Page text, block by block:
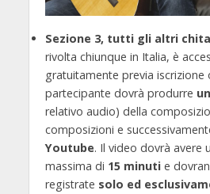
Sezione 3, tutti gli altri
rivolta chiunque in Italia, è
gratuitamente previa iscrizione
partecipante dovrà produrre
relativo audio) della
composizioni e
Youtube. Il video dovrà avere
massima di 15 minutie
registrate solo ed